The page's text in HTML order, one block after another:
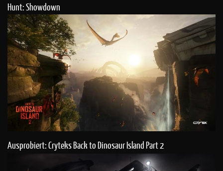
Hunt: Showdown
Ausprobiert: Cryteks Back to Dinosaur Island Part 2